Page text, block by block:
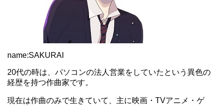
name:SAKURAI
20代の時は、パソコンの法人営業をしていたという異色の
経歴を持つ作曲家です。
現在は作曲のみで生きていて、主に映画・TVアニメ・ゲ